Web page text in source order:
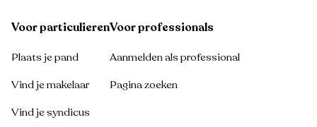
Voor particulieren
Plaats je pand
Vind je makelaar
Vind je syndicus
Voor professionals
Aanmelden als professional
Pagina zoeken